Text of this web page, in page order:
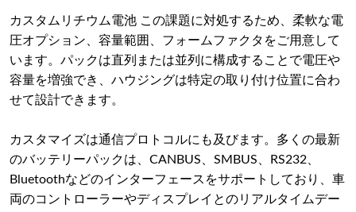
カスタムリチウム電池 この課題に対処するため、柔軟な電
圧オプション、容量範囲、フォームファクタをご用意して
います。パックは直列または並列に構成することで電圧や
容量を増強でき、ハウジングは特定の取り付け位置に合わ
せて設計できます。
カスタマイズは通信プロトコルにも及びます。多くの最新
のバッテリーパックは、CANBUS、SMBUS、RS232、
Bluetoothなどのインターフェースをサポートしており、車
両のコントローラーやディスプレイとのリアルタイムデー